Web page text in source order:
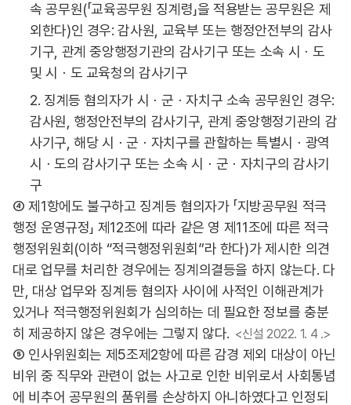
속 공무원(「교육공무원 징계령」을 적용받는 공무원은 제
외한다)인 경우: 감사원, 교육부 또는 행정안전부의 감사
기구, 관계 중앙행정기관의 감사기구 또는 소속 시ㆍ도
및 시ㆍ도 교육청의 감사기구
2. 징계등 혐의자가 시ㆍ군ㆍ자치구 소속 공무원인 경우:
감사원, 행정안전부의 감사기구, 관계 중앙행정기관의 감
사기구, 해당 시ㆍ군ㆍ자치구를 관할하는 특별시ㆍ광역
시ㆍ도의 감사기구 또는 소속 시ㆍ군ㆍ자치구의 감사기
구
④ 제1항에도 불구하고 징계등 혐의자가 「지방공무원 적극
행정 운영규정」 제12조에 따라 같은 영 제11조에 따른 적극
행정위원회(이하 “적극행정위원회”라 한다)가 제시한 의견
대로 업무를 처리한 경우에는 징계의결등을 하지 않는다. 다
만, 대상 업무와 징계등 혐의자 사이에 사적인 이해관계가
있거나 적극행정위원회가 심의하는 데 필요한 정보를 충분
히 제공하지 않은 경우에는 그렇지 않다. <신설 2022. 1. 4 .>
⑤ 인사위원회는 제5조제2항에 따른 감경 제외 대상이 아닌
비위 중 직무와 관련이 없는 사고로 인한 비위로서 사회통념
에 비추어 공무원의 품위를 손상하지 아니하였다고 인정되